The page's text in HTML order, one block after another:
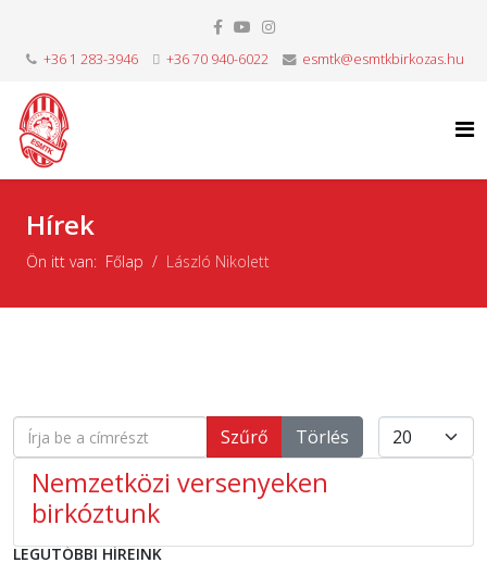
+36 1 283-3946 +36 70 940-6022 esmtk@esmtkbirkozas.hu
Hírek
Ön itt van: Főlap László Nikolett
Írja be a címrészt Szűrő Törlés Tételek #
Nemzetközi versenyeken
birkóztunk
LEGUTÓBBI HÍREINK